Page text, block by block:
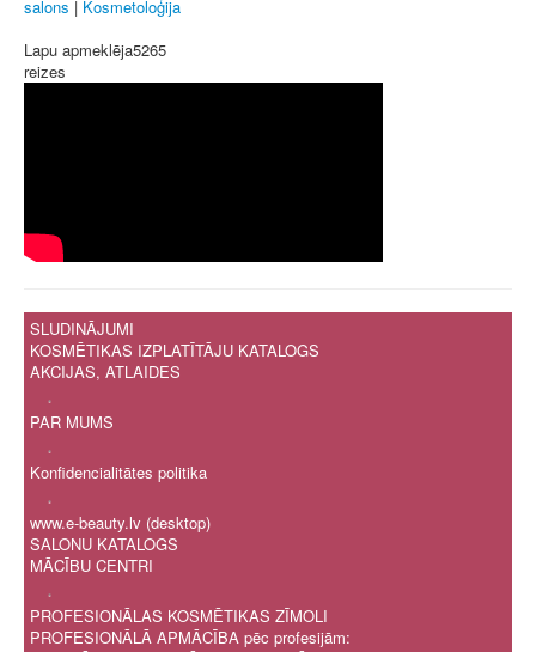
salons | Kosmetoloģija
Lapu apmeklēja5265
reizes
SLUDINĀJUMI
KOSMĒTIKAS IZPLATĪTĀJU KATALOGS
AKCIJAS, ATLAIDES
.
PAR MUMS
.
Konfidencialitātes politika
.
www.e-beauty.lv (desktop)
SALONU KATALOGS
MĀCĪBU CENTRI
.
PROFESIONĀLAS KOSMĒTIKAS ZĪMOLI
PROFESIONĀLĀ APMĀCĪBA pēc profesijām: